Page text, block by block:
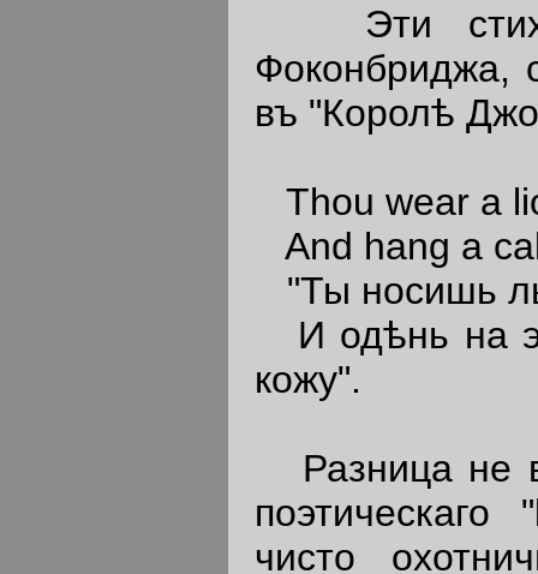
Эти стихи
Фоконбриджа,
въ "Королѣ
Thou wear a
And hang a
"Ты носишь
И одѣнь на
кожу".
Разница не
чисто